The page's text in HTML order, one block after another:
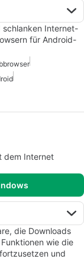
schlanken Internet-
für Android-
dem Internet
die Downloads
wie die
und